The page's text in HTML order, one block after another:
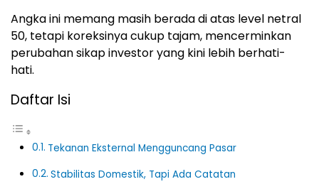
Angka ini memang masih berada di atas level netral
50, tetapi koreksinya cukup tajam, mencerminkan
perubahan sikap investor yang kini lebih berhati-
hati.
Daftar Isi
Tekanan Eksternal Mengguncang Pasar
Stabilitas Domestik, Tapi Ada Catatan